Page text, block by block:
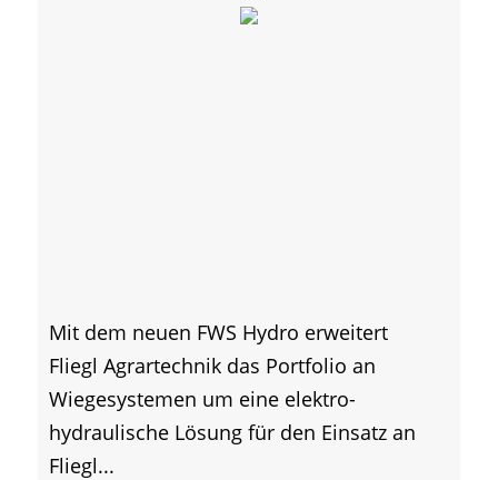
Mit dem neuen FWS Hydro erweitert
Fliegl Agrartechnik das Portfolio an
Wiegesystemen um eine elektro-
hydraulische Lösung für den Einsatz an
Fliegl...